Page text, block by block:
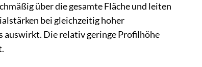
über die gesamte Fläche und leiten
bei gleichzeitig hoher
auswirkt. Die relativ geringe Profilhöhe